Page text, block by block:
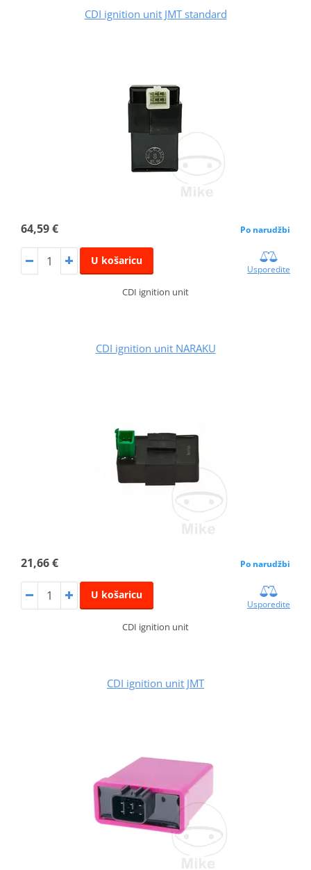
CDI ignition unit JMT standard
64,59 € Po narudžbi
U košaricu
Usporedite
CDI ignition unit
CDI ignition unit NARAKU
21,66 € Po narudžbi
U košaricu
Usporedite
CDI ignition unit
CDI ignition unit JMT